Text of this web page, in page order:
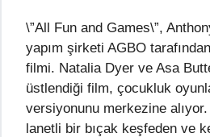
\”All Fun and Games\”,
yapım şirketi AGBO
filmi. Natalia Dyer ve Asa
üstlendiği film, çocukluk
versiyonunu merkezine
lanetli bir bıçak keşfeden ve